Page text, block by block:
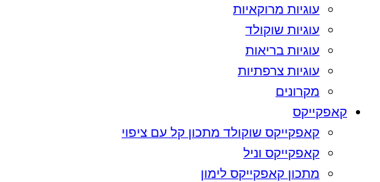
עוגיות מרוקאיות
עוגיות שוקולד
עוגיות בריאות
עוגיות צרפתיות
מקרונים
קאפקייקס
קאפקייקס שוקולד מתכון קל עם ציפוי
קאפקייקס וניל
מתכון קאפקייקס לימון